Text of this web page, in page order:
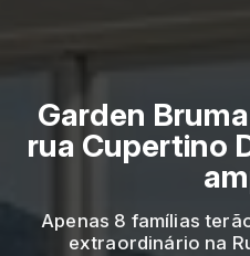
Garden
rua Cupertino
Apenas 8 famílias
extraordinário na